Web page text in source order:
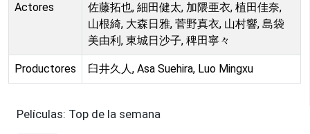
Actores
佐藤拓也, 細田健太, 加隈亜衣, 植田佳奈,
山根綺, 大森日雅, 菅野真衣, 山村響, 島袋
美由利, 東城日沙子, 稗田寧々
Productores 臼井久人, Asa Suehira, Luo Mingxu
Películas: Top de la semana